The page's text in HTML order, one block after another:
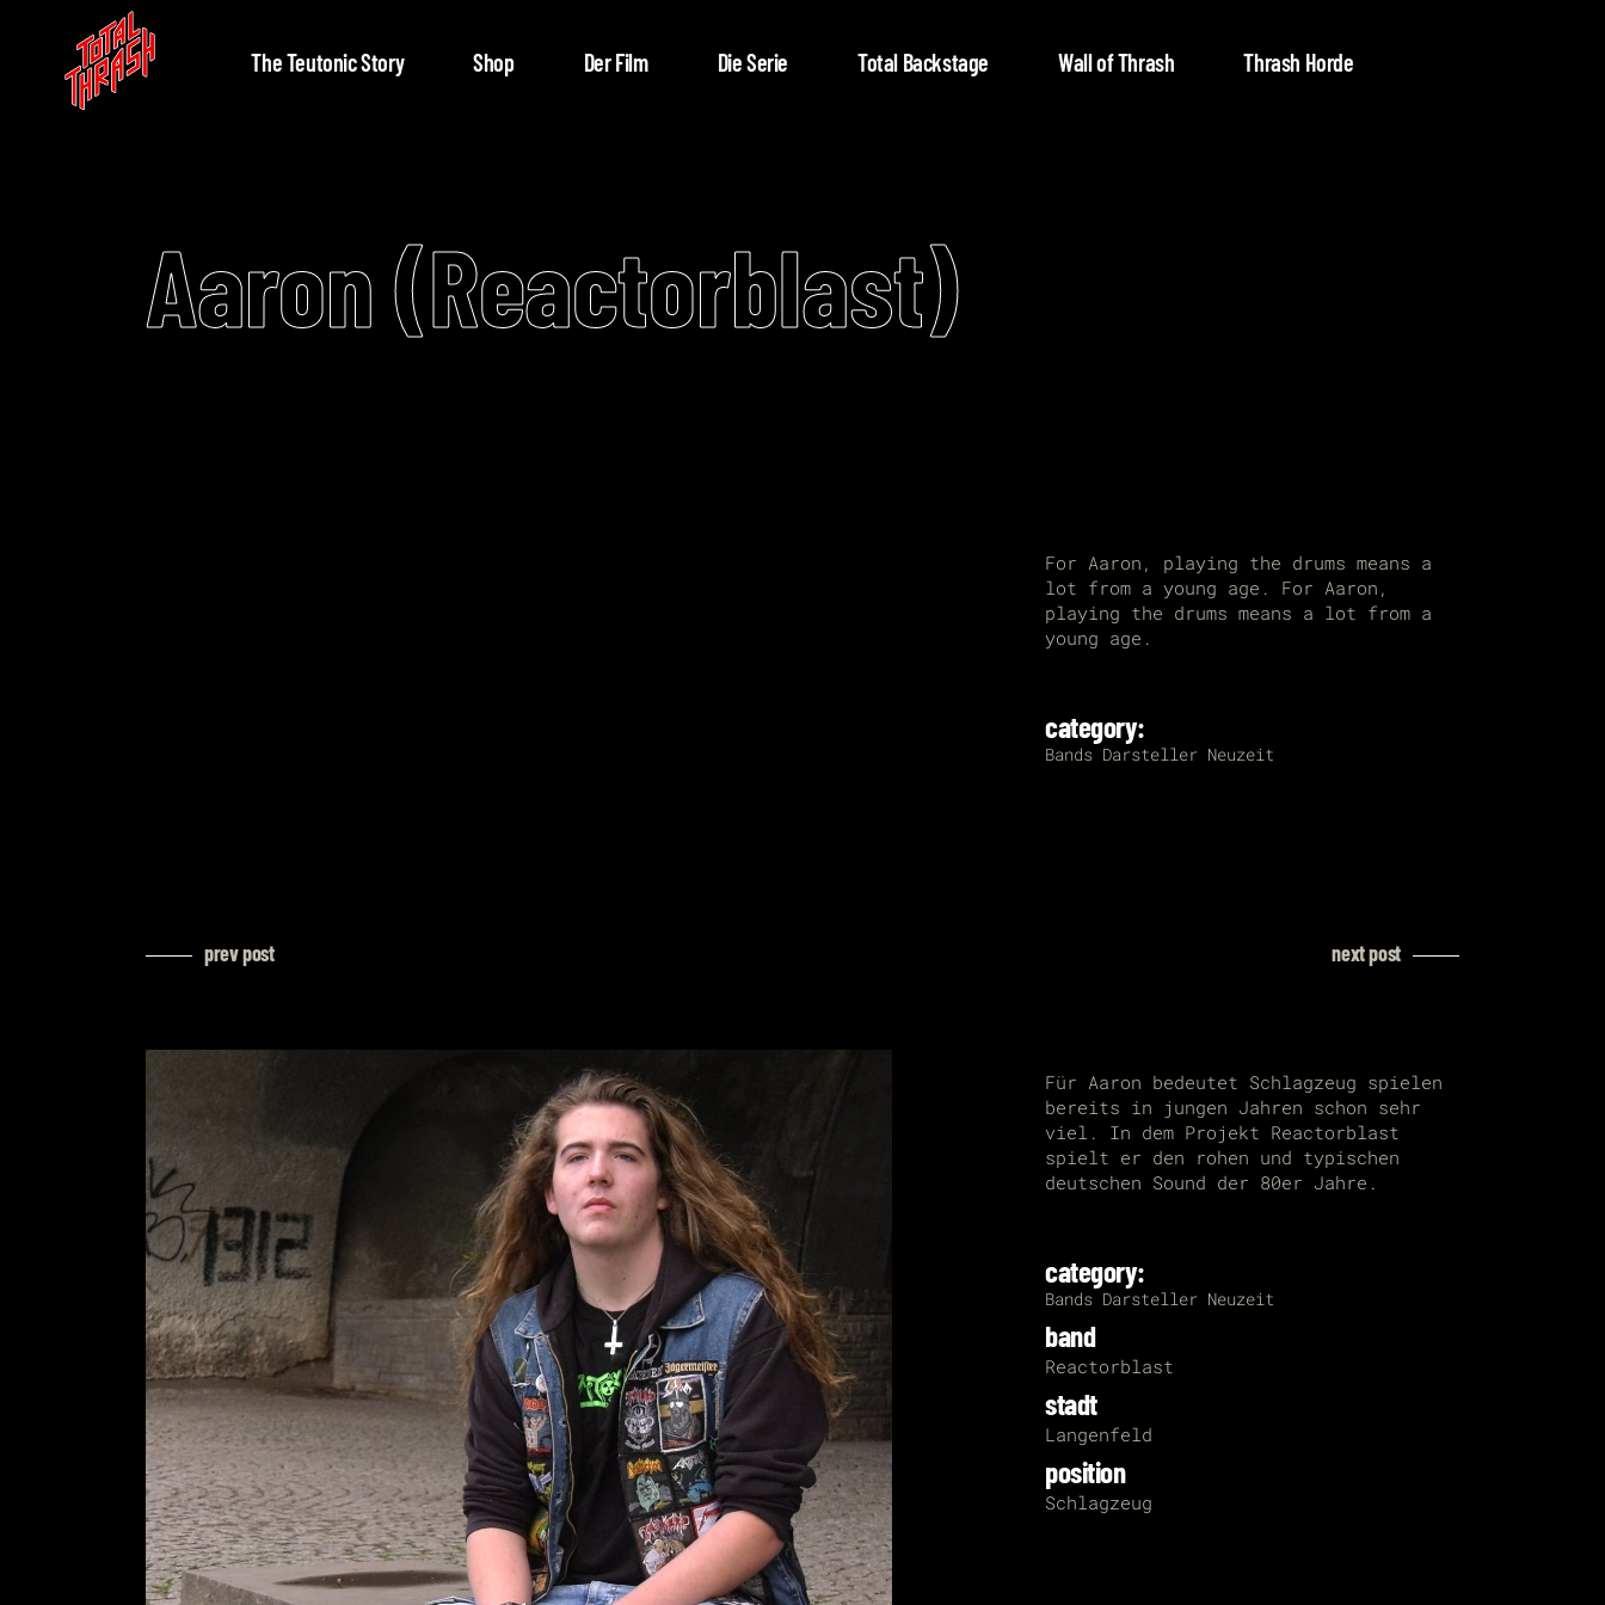
The Teutonic Story Shop Der Film Die Serie Total Backstage Wall of Thrash Thrash Horde
Aaron (Reactorblast)
For Aaron, playing the drums means a
lot from a young age. For Aaron,
playing the drums means a lot from a
young age.
category:
Bands Darsteller Neuzeit
prev post next post
Für Aaron bedeutet Schlagzeug spielen
bereits in jungen Jahren schon sehr
viel. In dem Projekt Reactorblast
spielt er den rohen und typischen
deutschen Sound der 80er Jahre.
category:
Bands Darsteller Neuzeit
band
Reactorblast
stadt
Langenfeld
position
Schlagzeug